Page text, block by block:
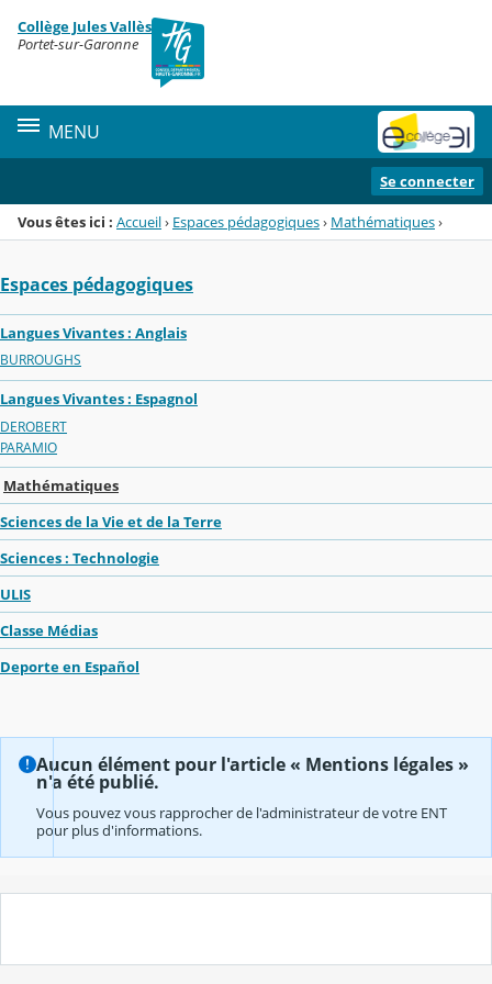
Menu de la rubrique
Contenu
Collège Jules Vallès
Portet-sur-Garonne
MENU
Se connecter
Vous êtes ici : Accueil› Espaces pédagogiques› Mathématiques›
Espaces pédagogiques
Langues Vivantes : Anglais
BURROUGHS
Langues Vivantes : Espagnol
DEROBERT
PARAMIO
Mathématiques
Sciences de la Vie et de la Terre
Sciences : Technologie
ULIS
Classe Médias
Deporte en Español
Aucun élément pour l'article « Mentions légales »
n'a été publié.
Vous pouvez vous rapprocher de l'administrateur de votre ENT
pour plus d'informations.